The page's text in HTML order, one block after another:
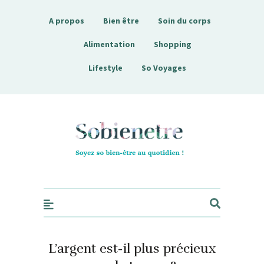
A propos Bien être Soin du corps
Alimentation Shopping
Lifestyle So Voyages
Sobienetre
L’argent est-il plus précieux